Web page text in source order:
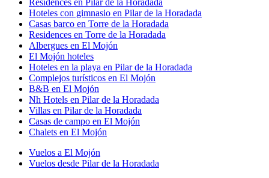
Residences en Pilar de la Horadada
Hoteles con gimnasio en Pilar de la Horadada
Casas barco en Torre de la Horadada
Residences en Torre de la Horadada
Albergues en El Mojón
El Mojón hoteles
Hoteles en la playa en Pilar de la Horadada
Complejos turísticos en El Mojón
B&B en El Mojón
Nh Hotels en Pilar de la Horadada
Villas en Pilar de la Horadada
Casas de campo en El Mojón
Chalets en El Mojón
Vuelos a El Mojón
Vuelos desde Pilar de la Horadada